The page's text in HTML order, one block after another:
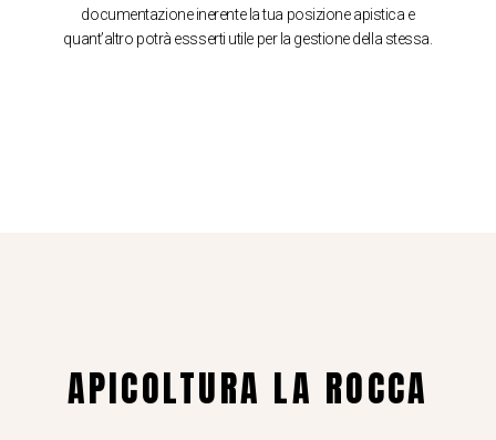
documentazione inerente la tua posizione apistica e
quant’altro potrà essserti utile per la gestione della stessa.
APICOLTURA LA ROCCA